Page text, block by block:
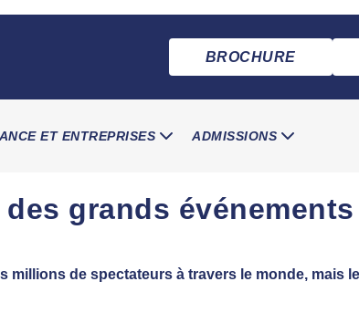
BROCHURE
ET ENTREPRISES ADMISSIONS
des grands
millions de spectateurs à travers le monde, mais